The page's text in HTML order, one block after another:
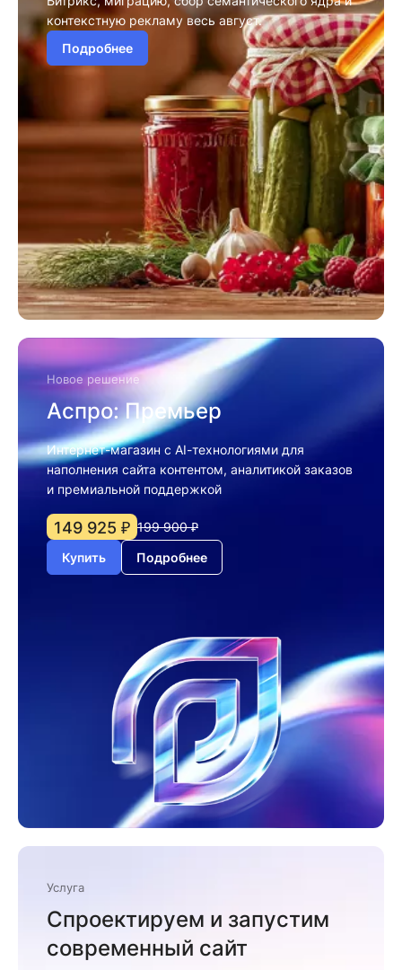
контекстную рекламу весь август.
Подробнее
Новое решение
Аспро: Премьер
Интернет-магазин с AI-технологиями для
наполнения сайта контентом, аналитикой заказов
и премиальной поддержкой
149 925 ₽ 199 900 ₽
Купить
Подробнее
Услуга
Спроектируем и запустим
современный сайт